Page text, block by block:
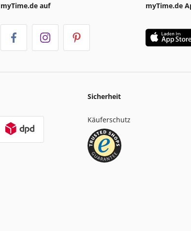
myTime.de auf myTime.de
Sicherheit
Käuferschutz